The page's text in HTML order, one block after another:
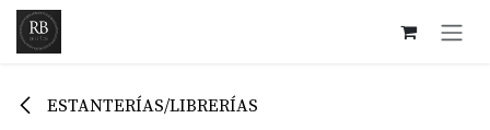
Ir al contenido
ESTANTERÍAS/LIBRERÍAS